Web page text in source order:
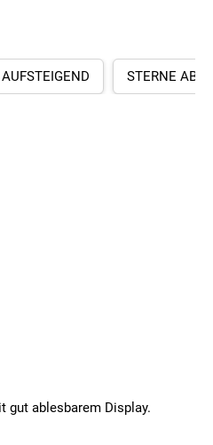
STERNE
gut ablesbarem Display.